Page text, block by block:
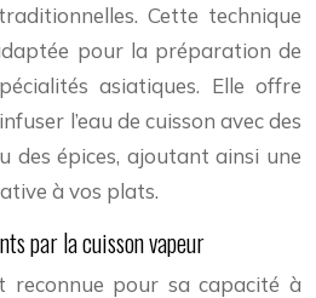
Cette technique
pour la préparation de
asiatiques. Elle offre
l’eau de cuisson avec des
des épices, ajoutant ainsi une
à vos plats.
par la cuisson vapeur
reconnue pour sa capacité à